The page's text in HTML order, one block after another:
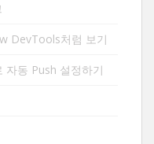
DevTools처럼 보기
자동 Push 설정하기